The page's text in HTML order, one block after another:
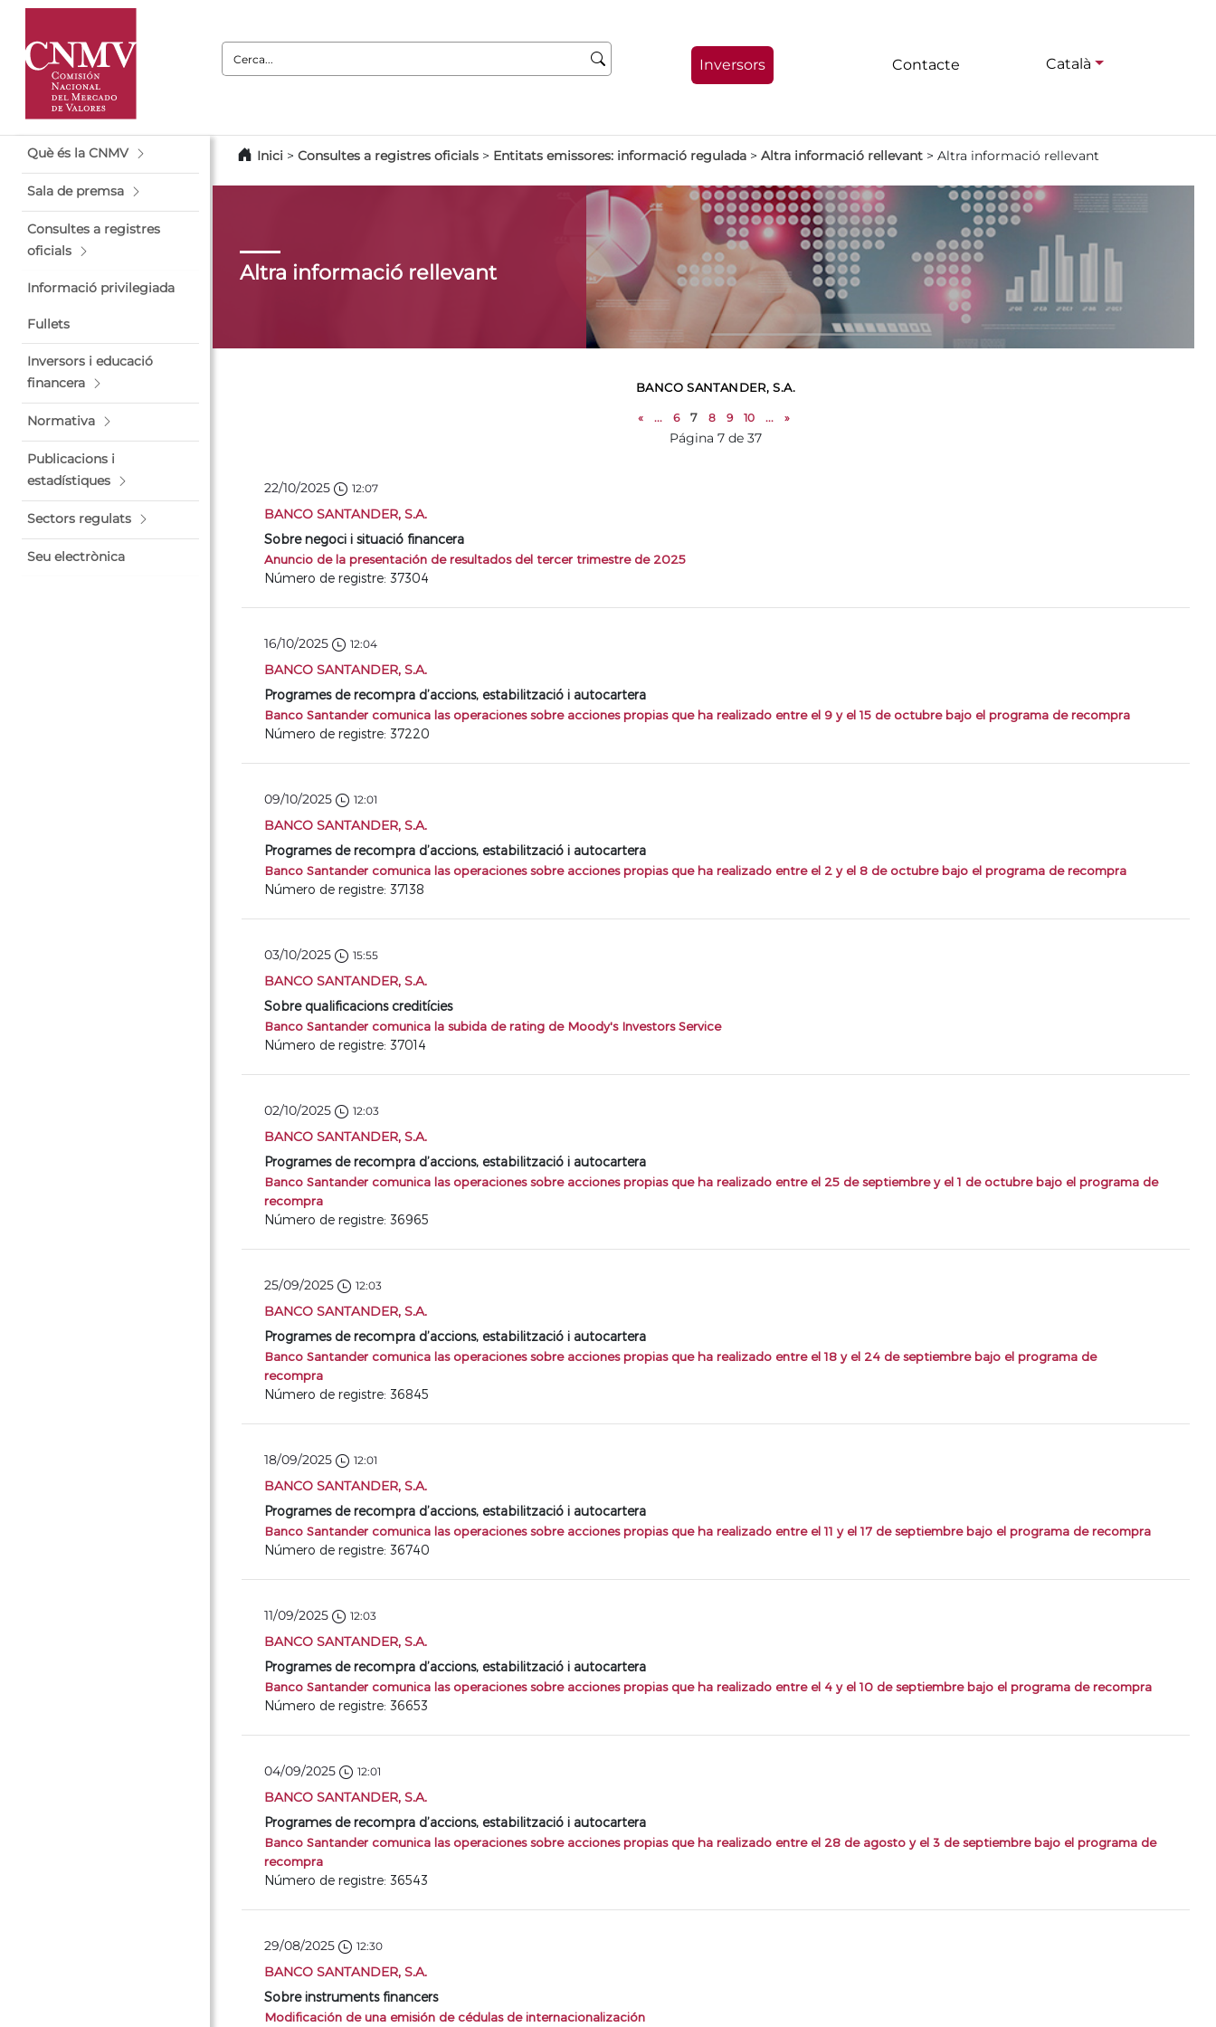
Cerca:
Inversors Contacte Català
Què és la CNMV
Sala de premsa
Consultes a registres
oficials
Informació privilegiada
Fullets
Inversors i educació
financera
Normativa
Publicacions i
estadístiques
Sectors regulats
Seu electrònica
Inici > Consultes a registres oficials > Entitats emissores: informació regulada > Altra informació rellevant > Altra informació rellevant
Altra informació rellevant
BANCO SANTANDER, S.A.
« ... 6 7 8 9 10 ... »
Página 7 de 37
22/10/2025 12:07
BANCO SANTANDER, S.A.
Sobre negoci i situació financera
Anuncio de la presentación de resultados del tercer trimestre de 2025
Número de registre: 37304
16/10/2025 12:04
BANCO SANTANDER, S.A.
Programes de recompra d’accions, estabilització i autocartera
Banco Santander comunica las operaciones sobre acciones propias que ha realizado entre el 9 y el 15 de octubre bajo el programa de recompra
Número de registre: 37220
09/10/2025 12:01
BANCO SANTANDER, S.A.
Programes de recompra d’accions, estabilització i autocartera
Banco Santander comunica las operaciones sobre acciones propias que ha realizado entre el 2 y el 8 de octubre bajo el programa de recompra
Número de registre: 37138
03/10/2025 15:55
BANCO SANTANDER, S.A.
Sobre qualificacions creditícies
Banco Santander comunica la subida de rating de Moody's Investors Service
Número de registre: 37014
02/10/2025 12:03
BANCO SANTANDER, S.A.
Programes de recompra d’accions, estabilització i autocartera
Banco Santander comunica las operaciones sobre acciones propias que ha realizado entre el 25 de septiembre y el 1 de octubre bajo el programa de
recompra
Número de registre: 36965
25/09/2025 12:03
BANCO SANTANDER, S.A.
Programes de recompra d’accions, estabilització i autocartera
Banco Santander comunica las operaciones sobre acciones propias que ha realizado entre el 18 y el 24 de septiembre bajo el programa de
recompra
Número de registre: 36845
18/09/2025 12:01
BANCO SANTANDER, S.A.
Programes de recompra d’accions, estabilització i autocartera
Banco Santander comunica las operaciones sobre acciones propias que ha realizado entre el 11 y el 17 de septiembre bajo el programa de recompra
Número de registre: 36740
11/09/2025 12:03
BANCO SANTANDER, S.A.
Programes de recompra d’accions, estabilització i autocartera
Banco Santander comunica las operaciones sobre acciones propias que ha realizado entre el 4 y el 10 de septiembre bajo el programa de recompra
Número de registre: 36653
04/09/2025 12:01
BANCO SANTANDER, S.A.
Programes de recompra d’accions, estabilització i autocartera
Banco Santander comunica las operaciones sobre acciones propias que ha realizado entre el 28 de agosto y el 3 de septiembre bajo el programa de
recompra
Número de registre: 36543
29/08/2025 12:30
BANCO SANTANDER, S.A.
Sobre instruments financers
Modificación de una emisión de cédulas de internacionalización